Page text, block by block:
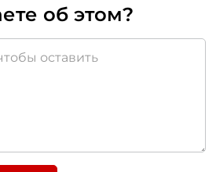
об этом?